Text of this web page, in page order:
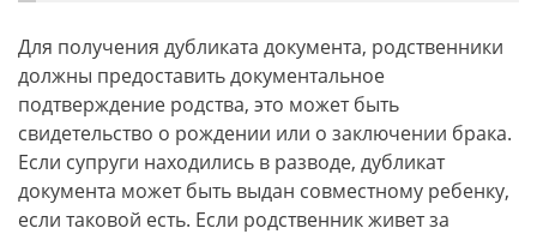
Для получения дубликата документа, родственники
должны предоставить документальное
подтверждение родства, это может быть
свидетельство о рождении или о заключении брака.
Если супруги находились в разводе, дубликат
документа может быть выдан совместному ребенку,
если таковой есть. Если родственник живет за